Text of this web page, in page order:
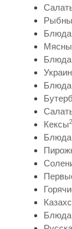
Блюда
Блюда
Блюда
Кексы
Блюда
Блюда